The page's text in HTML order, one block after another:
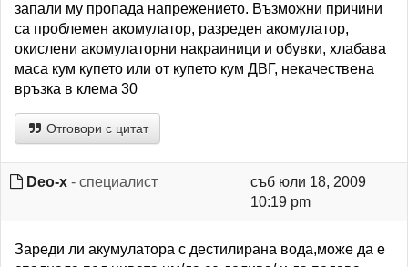
запали му пропада напрежението. Възможни причини
са проблемен акомулатор, разреден акомулатор,
окислени акомулаторни накраиници и обувки, хлабава
маса кум купето или от купето кум ДВГ, некачествена
връзка в клема 30
Отговори с цитат
Deo-x - специалист
съб юли 18, 2009
10:19 pm
Зареди ли акумулатора с дестилирана вода,може да е